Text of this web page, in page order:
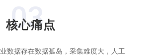
核心痛点
03
数据存在数据孤岛，采集难度大，人工